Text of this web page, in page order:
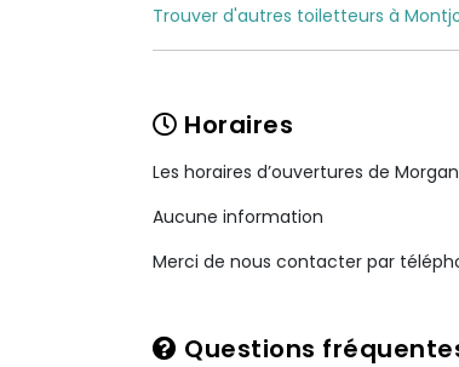
Trouver d'autres toiletteurs à
Horaires
Les horaires d’ouvertures de
Aucune information
Merci de nous contacter par
Questions